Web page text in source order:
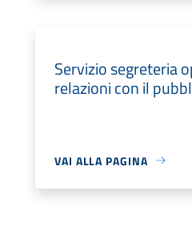
Servizio segreteria
relazioni con il
VAI ALLA PAGINA